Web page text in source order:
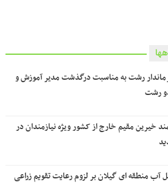
رشت به مناسبت درگذشت مدیر آموزش و
رشت
خیرین مقیم خارج از کشور ویژه نیازمندان در
آب منطقه ای گیلان بر لزوم رعایت تقویم زراعی‌